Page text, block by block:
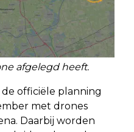
afgelegd heeft.
officiële planning
met drones
Daarbij worden